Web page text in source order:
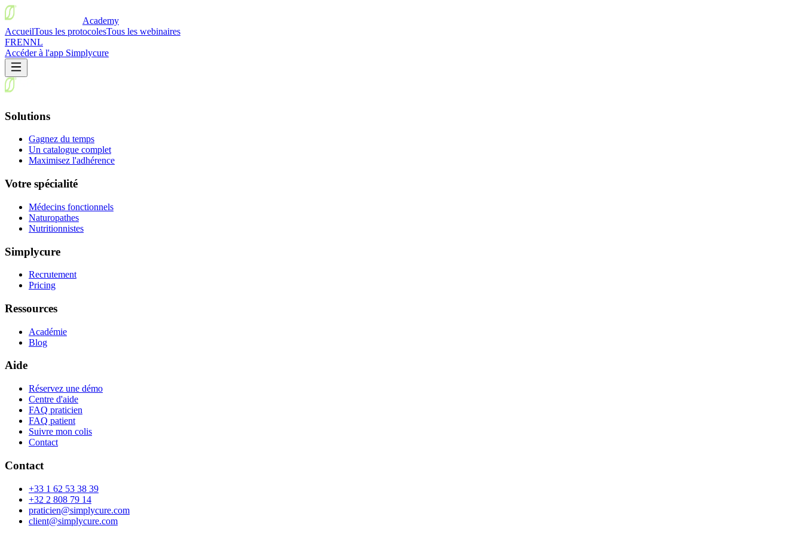
Academy
AccueilTous les protocolesTous les webinaires
FRENNL
Accéder à l'app Simplycure
Solutions
Gagnez du temps
Un catalogue complet
Maximisez l'adhérence
Votre spécialité
Médecins fonctionnels
Naturopathes
Nutritionnistes
Simplycure
Recrutement
Pricing
Ressources
Académie
Blog
Aide
Réservez une démo
Centre d'aide
FAQ praticien
FAQ patient
Suivre mon colis
Contact
Contact
+33 1 62 53 38 39
+32 2 808 79 14
praticien@simplycure.com
client@simplycure.com